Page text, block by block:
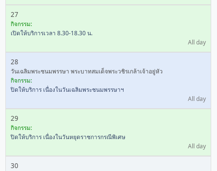
27
กิจกรรม:
เปิดให้บริการเวลา 8.30-18.30 น.
All day
28
วันเฉลิมพระชนมพรรษา พระบาทสมเด็จพระวชิรเกล้าเจ้าอยู่หัว
กิจกรรม:
ปิดให้บริการ เนื่องในวันเฉลิมพระชนมพรรษาฯ
All day
29
กิจกรรม:
ปิดให้บริการ เนื่องในวันหยุดราชการกรณีพิเศษ
All day
30